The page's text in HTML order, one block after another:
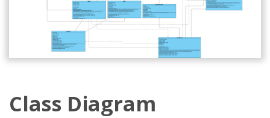
Class Diagram